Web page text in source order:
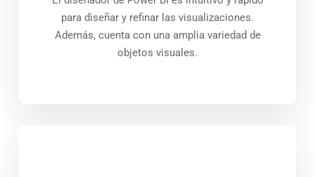
para diseñar y refinar las visualizaciones.
Además, cuenta con una amplia variedad de
objetos visuales.